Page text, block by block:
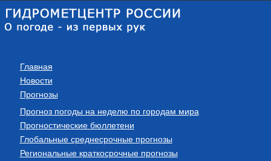
Главная
Новости
Прогнозы
Прогноз погоды на неделю по городам мира
Прогностические бюллетени
Глобальные среднесрочные прогнозы
Региональные краткосрочные прогнозы